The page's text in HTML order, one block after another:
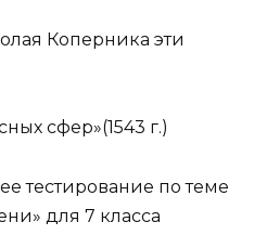
Коперника эти
сфер»(1543 г.)
тестирование по теме
для 7 класса